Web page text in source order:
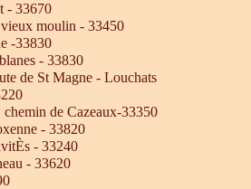
- 33670
moulin - 33450
-33830
- 33830
de St Magne - Louchats
de Cazeaux-33350
- 33820
- 33240
- 33620